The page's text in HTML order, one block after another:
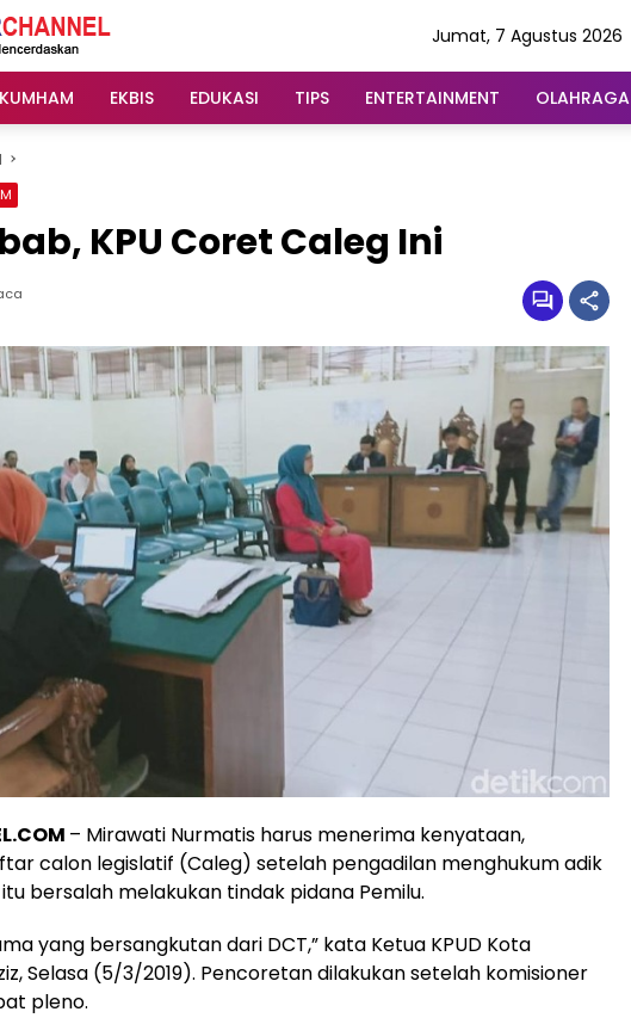
Jumat, 7 Agustus 2026
EKBIS EDUKASI TIPS ENTERTAINMENT OLAHRAGA
KPU Coret Caleg Ini
– Mirawati Nurmatis harus menerima kenyataan,
calon legislatif (Caleg) setelah pengadilan menghukum adik
bersalah melakukan tindak pidana Pemilu.
yang bersangkutan dari DCT,” kata Ketua KPUD Kota
Selasa (5/3/2019). Pencoretan dilakukan setelah komisioner
pleno.